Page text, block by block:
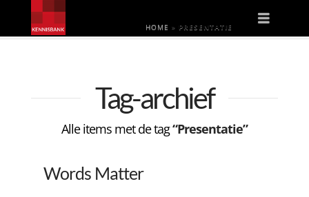
HOME » PRESENTATIE
Tag-archief
Alle items met de tag“Presentatie”
Words Matter